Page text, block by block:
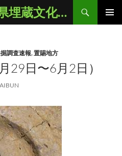
公益財団法人山形県埋蔵文化財センター
調査速報,置賜地方
29日〜6月2日）